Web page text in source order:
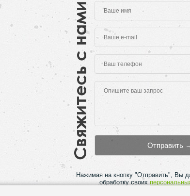
Свяжитесь с нами
Нажимая на кнопку "Отправить", Вы
обработку своих